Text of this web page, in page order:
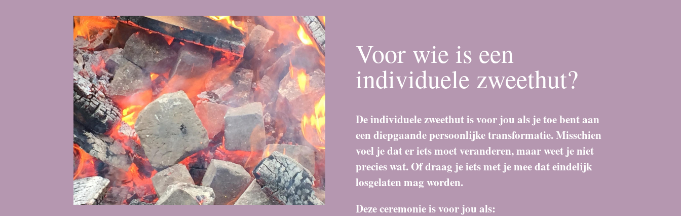
Voor wie is een
individuele zweethut?
De individuele zweethut is voor jou als je toe bent aan
een diepgaande persoonlijke transformatie. Misschien
voel je dat er iets moet veranderen, maar weet je niet
precies wat. Of draag je iets met je mee dat eindelijk
losgelaten mag worden.
Deze ceremonie is voor jou als: